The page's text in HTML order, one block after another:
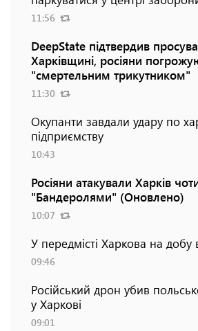
11:56
DeepState підтвердив
Харківщині, росіяни
"смертельним трикутником"
11:30
Окупанти завдали удару по
підприємству
10:43
Росіяни атакували Харків
"Бандеролями" (Оновлено)
10:07
У передмісті Харкова на добу
09:46
Російський дрон убив
у Харкові
09:01